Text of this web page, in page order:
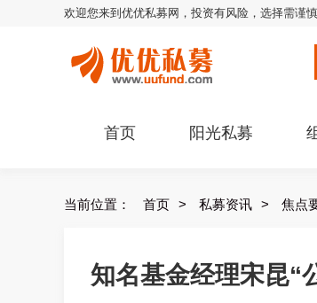
欢迎您来到优优私募网，投资有风险，选择需谨慎
首页 阳光私募
当前位置： 首页 > 私募资讯 > 焦点
知名基金经理宋昆“